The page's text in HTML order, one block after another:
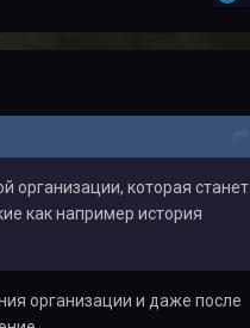
организации, которая станет
как например история
организации и даже после